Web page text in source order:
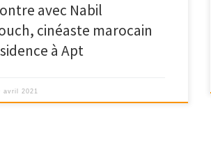
avec Nabil
cinéaste marocain
à Apt
avril 2021